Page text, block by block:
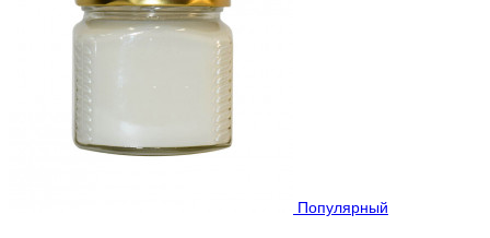
Популярный